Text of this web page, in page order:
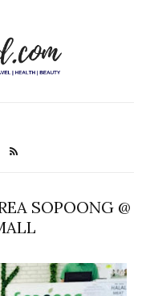
SOPOONG @